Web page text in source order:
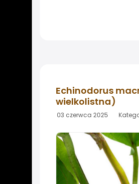
Echinodorus
wielkolistna)
03 czerwca 2025